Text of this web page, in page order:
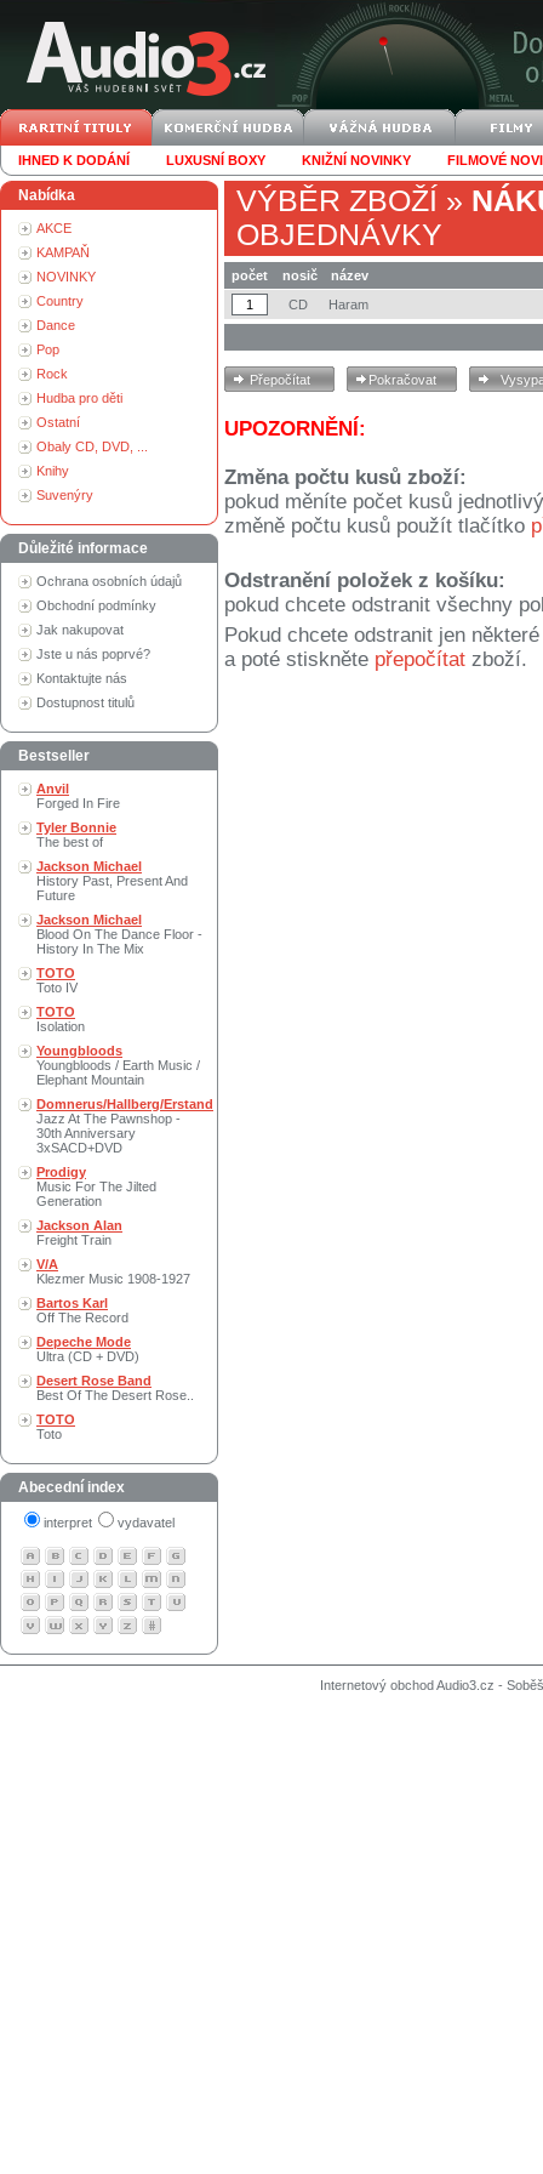
IHNED K DODÁNÍ LUXUSNÍ BOXY KNIŽNÍ NOVINKY FILMOVÉ
Nabídka
AKCE
KAMPAŇ
NOVINKY
Country
Dance
Pop
Rock
Hudba pro děti
Ostatní
Obaly CD, DVD, ...
Knihy
Suvenýry
Důležité informace
Ochrana osobních údajů
Obchodní podmínky
Jak nakupovat
Jste u nás poprvé?
Kontaktujte nás
Dostupnost titulů
Bestseller
Anvil
Forged In Fire
Tyler Bonnie
The best of
Jackson Michael
History Past, Present And
Future
Jackson Michael
Blood On The Dance Floor -
History In The Mix
TOTO
Toto IV
TOTO
Isolation
Youngbloods
Youngbloods / Earth Music /
Elephant Mountain
Domnerus/Hallberg/Erstand
Jazz At The Pawnshop -
30th Anniversary
3xSACD+DVD
Prodigy
Music For The Jilted
Generation
Jackson Alan
Freight Train
V/A
Klezmer Music 1908-1927
Bartos Karl
Off The Record
Depeche Mode
Ultra (CD + DVD)
Desert Rose Band
Best Of The Desert Rose..
TOTO
Toto
Abecední index
interpret vydavatel
VÝBĚR ZBOŽÍ »
OBJEDNÁVKY
počet nosič
název
CD
Haram
UPOZORNĚNÍ:
Změna počtu kusů zboží:
pokud měníte počet kusů
změně počtu kusů použít tlačítko
Odstranění položek z košíku:
pokud chcete odstranit všechny
Pokud chcete odstranit jen
a poté stiskněte přepočítat zboží.
Internetový obchod Audio3.cz -